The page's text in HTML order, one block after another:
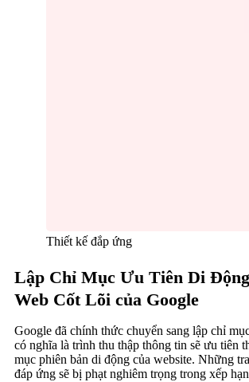
Thiết kế đắp ứng
Lập Chỉ Mục Ưu Tiên Di
Web Cốt Lõi của Google
Google đã chính thức chuyển sang lập chỉ
có nghĩa là trình thu thập thông tin sẽ ưu tiên
mục phiên bản di động của website. Những
đáp ứng sẽ bị phạt nghiêm trọng trong xếp